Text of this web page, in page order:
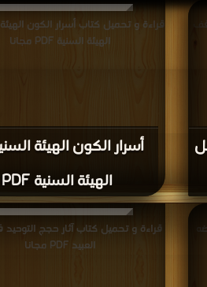
أسرار الكون الهيئة
الهيئة السنية PDF
قراءة و تحميل كتاب أسرار الكون الهيئة
الهيئة السنية PDF مجانا
قراءة و تحميل كتاب آثار حجج التوحيد
العبيد PDF مجانا